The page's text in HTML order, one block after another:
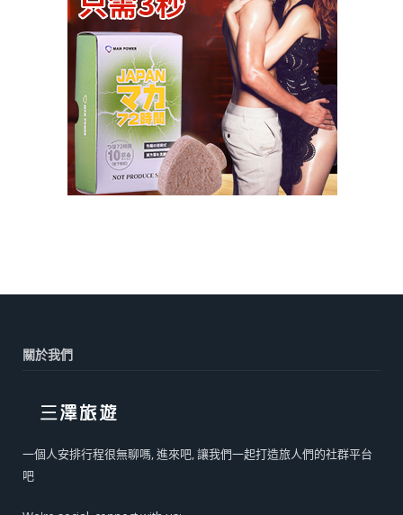
關於我們
一個人安排行程很無聊嗎, 進來吧, 讓我們一起打造旅人們的社群平台
吧